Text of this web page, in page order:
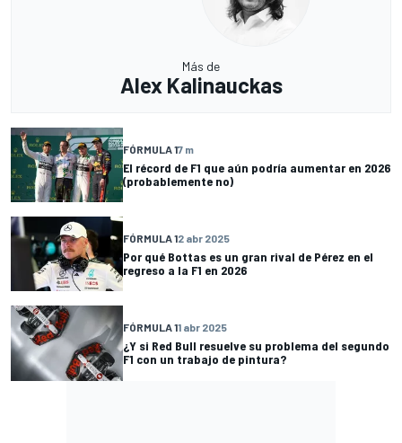
Más de
Alex Kalinauckas
FÓRMULA 17 m
El récord de F1 que aún podría aumentar en 2026
(probablemente no)
FÓRMULA 12 abr 2025
Por qué Bottas es un gran rival de Pérez en el
regreso a la F1 en 2026
FÓRMULA 11 abr 2025
¿Y si Red Bull resuelve su problema del segundo
F1 con un trabajo de pintura?